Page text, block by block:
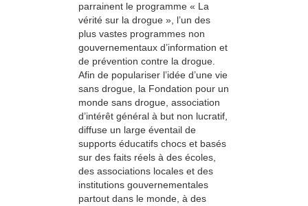
parrainent le programme « La
vérité sur la drogue », l’un des
plus vastes programmes non
gouvernementaux d’information et
de prévention contre la drogue.
Afin de populariser l’idée d’une vie
sans drogue, la Fondation pour un
monde sans drogue, association
d’intérêt général à but non lucratif,
diffuse un large éventail de
supports éducatifs chocs et basés
sur des faits réels à des écoles,
des associations locales et des
institutions gouvernementales
partout dans le monde, à des